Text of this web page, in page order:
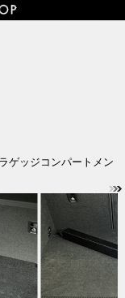
ゲッジコンパートメン